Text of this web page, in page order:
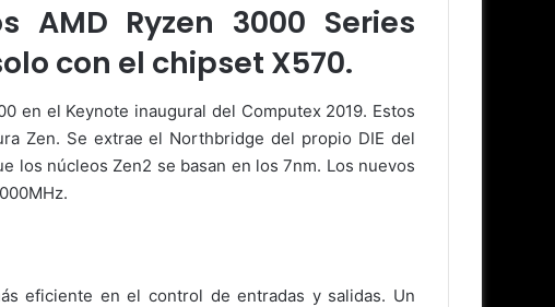
Ryzen 3000 Series
con el chipset X570.
en el Keynote inaugural del Computex 2019. Estos
Zen. Se extrae el Northbridge del propio DIE del
los núcleos Zen2 se basan en los 7nm. Los nuevos
eficiente en el control de entradas y salidas. Un